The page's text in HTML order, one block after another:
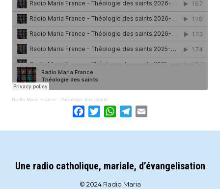
Radio Maria France · Théologie des saints
Facebook
TwitterWhatsApp
Telegram
Une radio catholique, mariale, d’évangelisation
© 2024 Radio Maria